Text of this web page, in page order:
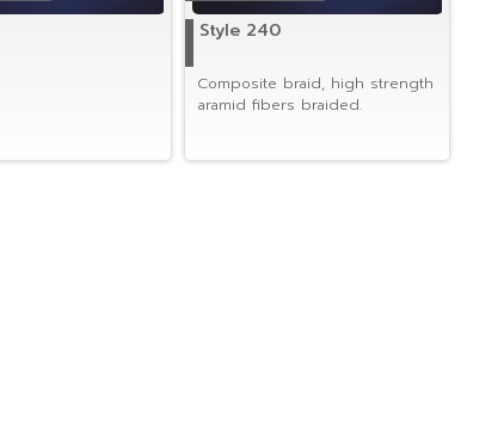
Style 240
Composite braid, high strength
aramid fibers braided.